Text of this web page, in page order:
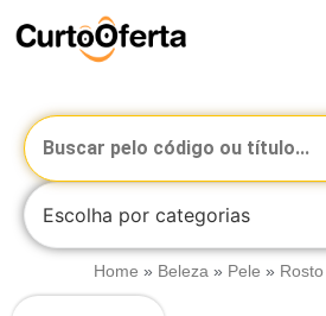
Escolha por categorias
Home » Beleza » Pele » Rosto